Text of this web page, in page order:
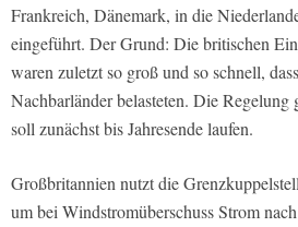
Frankreich, Dänemark, in die
eingeführt. Der Grund: Die britischen
waren zuletzt so groß und so schnell,
Nachbarländer belasteten. Die
soll zunächst bis Jahresende laufen.
Großbritannien nutzt die
um bei Windstromüberschuss Strom